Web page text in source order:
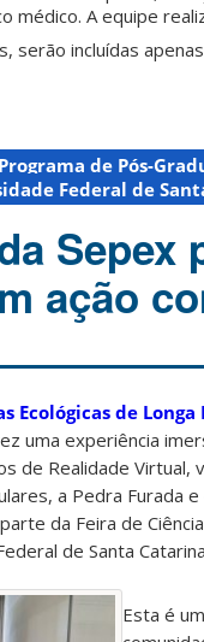
médico. A equipe
serão incluídas
Programa de Pós-
Federal de
Sepex
ação
Ecológicas de
uma experiência
de Realidade
a Pedra Furada
da Feira de
de Santa Catarina
Esta é